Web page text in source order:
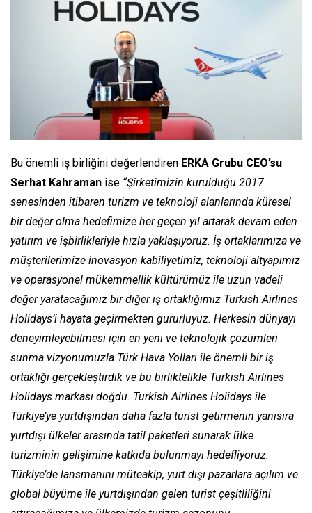
Bu önemli iş birliğini değerlendiren ERKA Grubu CEO’su
Serhat Kahraman ise “Şirketimizin kurulduğu 2017
senesinden itibaren turizm ve teknoloji alanlarında küresel
bir değer olma hedefimize her geçen yıl artarak devam eden
yatırım ve işbirlikleriyle hızla yaklaşıyoruz. İş ortaklarımıza ve
müşterilerimize inovasyon kabiliyetimiz, teknoloji altyapımız
ve operasyonel mükemmellik kültürümüz ile uzun vadeli
değer yaratacağımız bir diğer iş ortaklığımız Turkish Airlines
Holidays’i hayata geçirmekten gururluyuz. Herkesin dünyayı
deneyimleyebilmesi için en yeni ve teknolojik çözümleri
sunma vizyonumuzla Türk Hava Yolları ile önemli bir iş
ortaklığı gerçekleştirdik ve bu birliktelikle Turkish Airlines
Holidays markası doğdu. Turkish Airlines Holidays ile
Türkiye’ye yurtdışından daha fazla turist getirmenin yanısıra
yurtdışı ülkeler arasında tatil paketleri sunarak ülke
turizminin gelişimine katkıda bulunmayı hedefliyoruz.
Türkiye’de lansmanını müteakip, yurt dışı pazarlara açılım ve
global büyüme ile yurtdışından gelen turist çeşitliliğini